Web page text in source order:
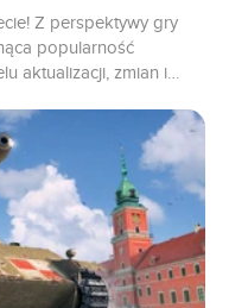
Z perspektywy gry
popularność
aktualizacji, zmian i
oddany w ręce
działania artylerii,
Postanowiłem więc
na 10-lecie gry: